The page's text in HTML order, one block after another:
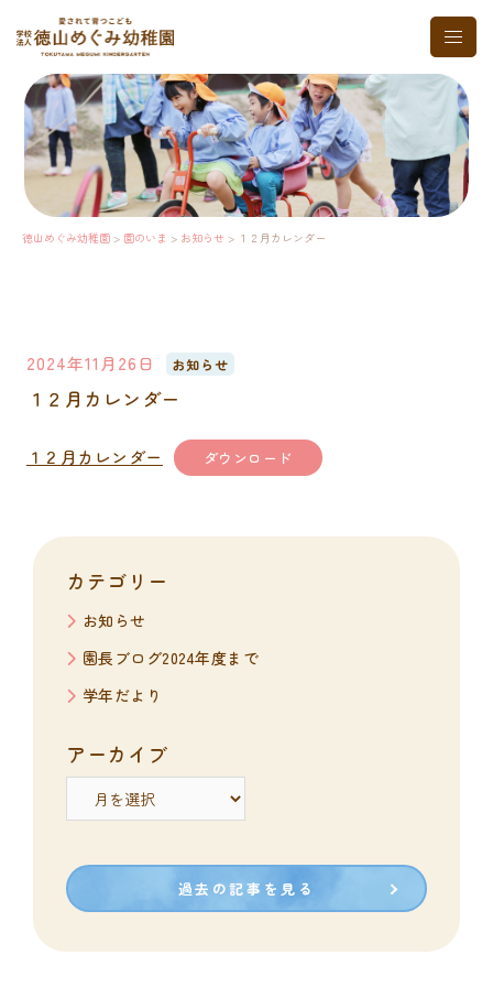
ト
グ
ル
メ
ニ
ュ
ー
徳山めぐみ幼稚園 > 園のいま > お知らせ > １２月カレンダー
2024年11月26日 お知らせ
１２月カレンダー
１２月カレンダー ダウンロード
カテゴリー
お知らせ
園長ブログ2024年度まで
学年だより
アーカイブ
ア
カ
ブ
過去の記事を見る